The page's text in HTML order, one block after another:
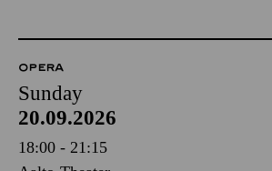
OPERA
Sunday
20.09.2026
18:00 - 21:15